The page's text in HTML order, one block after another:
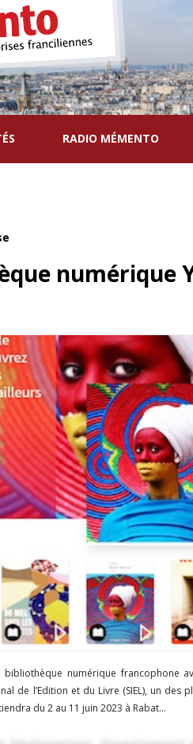
RADIO MÉMENTO
numérique
numérique francophone
de l’Edition et du Livre (SIEL), un
du 2 au 11 juin 2023 à Rabat...